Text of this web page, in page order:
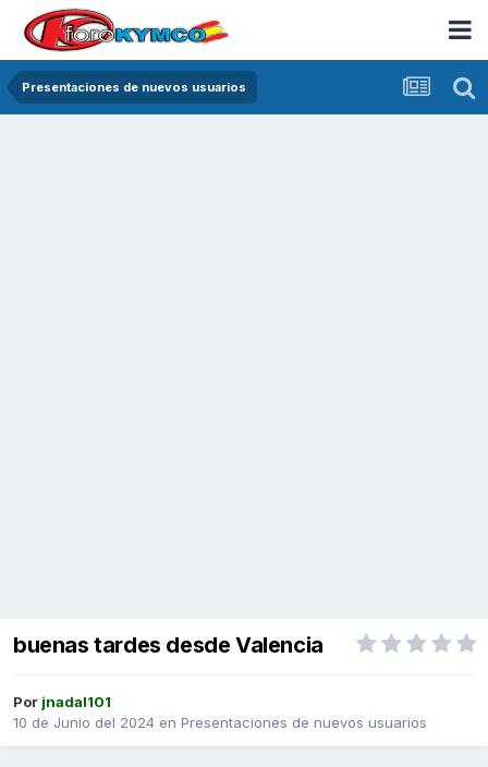
Presentaciones de nuevos usuarios
buenas tardes desde Valencia
Por jnadal101
10 de Junio del 2024 en Presentaciones de nuevos usuarios